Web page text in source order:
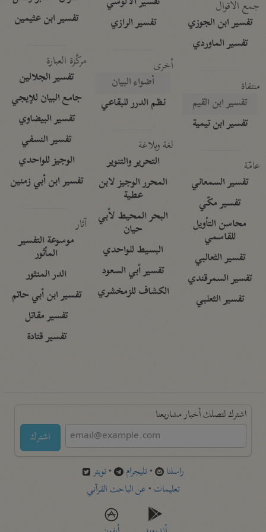
جمع الأقوال
تفسير ابن الجوزي
تفسير الماوردي
منتقاة
تفسير ابن القيم
تفسير ابن تيمية
عامّة
تفسير السمعاني
تفسير مكّي
محاسن التأويل
للقاسمي
تفسير الثعالبي
تفسير السمرقندي
تفسير الثعلبي
تفسير الرازي
أخرى
أضواء البيان
نظم الدرر للبقاعي
لغة وبلاغة
التحرير والتنوير
المحرر الوجيز لابن
عطية
البحر المحيط لأبي
حيان
البسيط للواحدي
تفسير أبي السعود
الكشاف للزمخشري
تفسير ابن عثيمين
مركَّزة العبارة
تفسير الجلالين
جامع البيان للإيجي
تفسير البيضاوي
تفسير النسفي
الوجيز للواحدي
تفسير ابن أبي زمنين
آثار
موسوعة التفسير
المأثور
الدر المنثور
تفسير ابن أبي حاتم
تفسير مقاتل
تفسير قتادة
اشترك لتصلك أخبار مشاريعنا
اشترك
راسلنا •تليجرام •تويتر
تعليمات •عن الباحث القرآني